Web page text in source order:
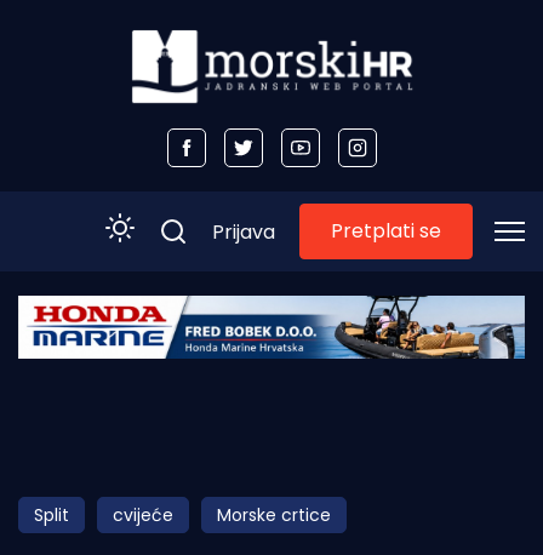
Početna
Obala
Otoci
Prijava Pretplati se
Split cvijeće Morske crtice